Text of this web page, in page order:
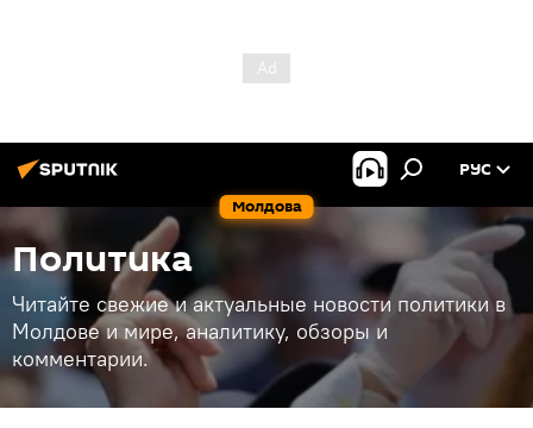
Молдова
РУС
Политика
Читайте свежие и актуальные новости политики в
Молдове и мире, аналитику, обзоры и
комментарии.